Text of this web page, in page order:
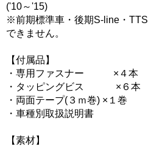
('10～'15)
※前期標準車・後期S-line・TTS
できません。
【付属品】
・専用ファスナー ×４本
・タッピングビス ×６本
・両面テープ(３ｍ巻) ×１巻
・車種別取扱説明書
【素材】